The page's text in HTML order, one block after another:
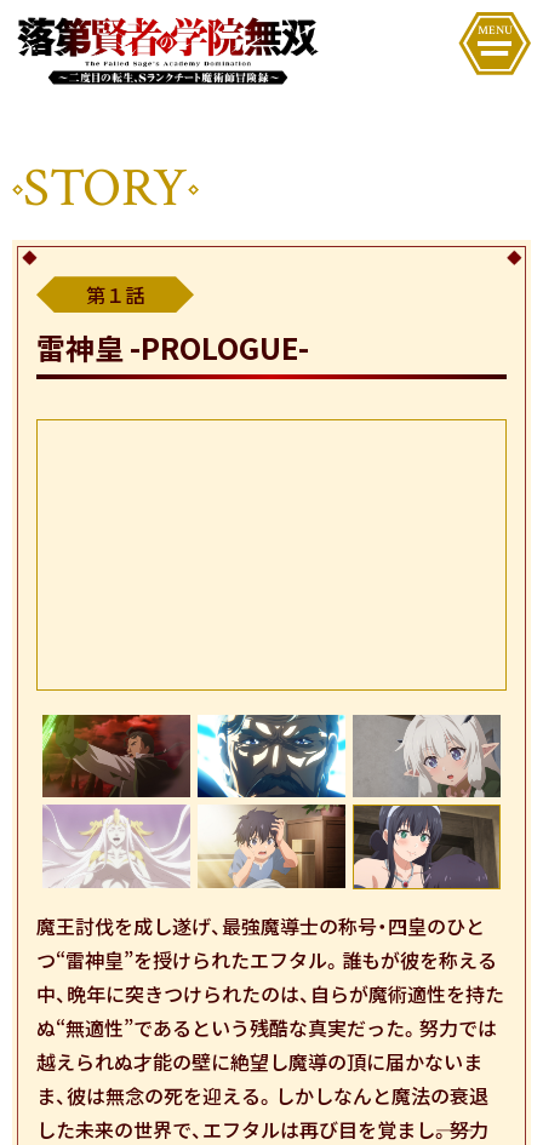
INTRODUCTION
STORY
STAFF&CAST
CHARACTER
Share
STORY
第１話
雷神皇 -PROLOGUE-
魔王討伐を成し遂げ、最強魔導士の称号・四皇のひと
つ“雷神皇”を授けられたエフタル。誰もが彼を称える
中、晩年に突きつけられたのは、自らが魔術適性を持た
ぬ“無適性”であるという残酷な真実だった。努力では
越えられぬ才能の壁に絶望し魔導の頂に届かないま
ま、彼は無念の死を迎える。しかしなんと魔法の衰退
した未来の世界で、エフタルは再び目を覚まし――。努力